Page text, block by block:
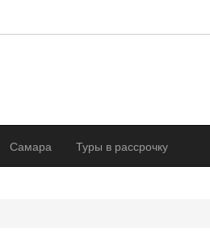
Самара Туры в рассрочку